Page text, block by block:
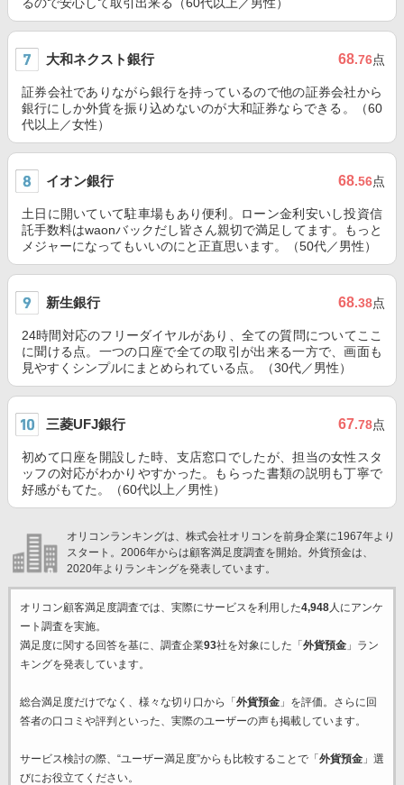
大和ネクスト銀行 68.76点
証券会社でありながら銀行を持っているので他の証券会社から
銀行にしか外貨を振り込めないのが大和証券ならできる。（60
代以上／女性）
イオン銀行 68.56点
土日に開いていて駐車場もあり便利。ローン金利安いし投資信
託手数料はwaonバックだし皆さん親切で満足してます。もっと
メジャーになってもいいのにと正直思います。（50代／男性）
新生銀行 68.38点
24時間対応のフリーダイヤルがあり、全ての質問についてここ
に聞ける点。一つの口座で全ての取引が出来る一方で、画面も
見やすくシンプルにまとめられている点。（30代／男性）
三菱UFJ銀行 67.78点
初めて口座を開設した時、支店窓口でしたが、担当の女性スタ
ッフの対応がわかりやすかった。もらった書類の説明も丁寧で
好感がもてた。（60代以上／男性）
オリコンランキングは、株式会社オリコンを前身企業に1967年より
スタート。2006年からは顧客満足度調査を開始。外貨預金は、
2020年よりランキングを発表しています。
オリコン顧客満足度調査では、実際にサービスを利用した4,948人にアンケ
ート調査を実施。
満足度に関する回答を基に、調査企業93社を対象にした「 外貨預金」ラン
キングを発表しています。
総合満足度だけでなく、様々な切り口から「 外貨預金」を評価。さらに回
答者の口コミや評判といった、実際のユーザーの声も掲載しています。
サービス検討の際、“ユーザー満足度”からも比較することで「 外貨預金」選
びにお役立てください。